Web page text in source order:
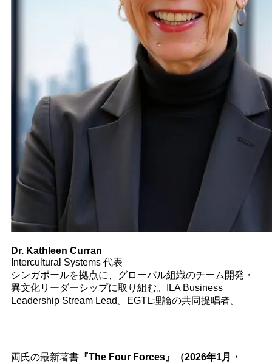
Dr. Kathleen Curran
Intercultural Systems 代表
シンガポールを拠点に、グローバル組織のチーム開発・
異文化リーダーシップに取り組む。ILA Business
Leadership Stream Lead。EGTL理論の共同提唱者。
両氏の最新著書『The Four Forces』（2026年1月・